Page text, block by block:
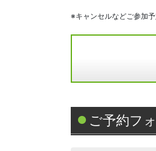
※キャンセルなどご参加
ご予約フ